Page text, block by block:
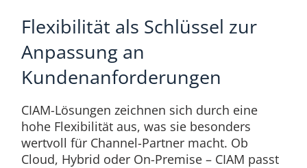
Flexibilität als Schlüssel zur
Anpassung an
Kundenanforderungen
CIAM-Lösungen zeichnen sich durch eine
hohe Flexibilität aus, was sie besonders
wertvoll für Channel-Partner macht. Ob
Cloud, Hybrid oder On-Premise – CIAM passt